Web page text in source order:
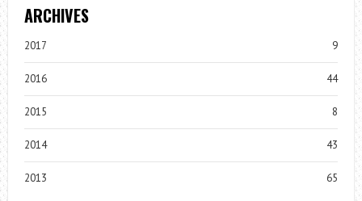
ARCHIVES
2017 9
2016 44
2015 8
2014 43
2013 65